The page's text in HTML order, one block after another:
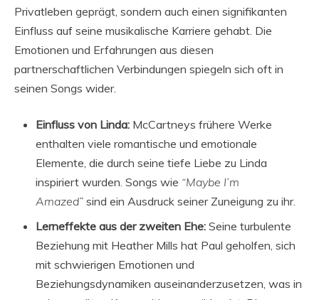
Privatleben geprägt, sondern auch einen signifikanten
Einfluss auf seine musikalische Karriere gehabt. Die
Emotionen und Erfahrungen aus diesen
partnerschaftlichen Verbindungen spiegeln sich oft in
seinen Songs wider.
Einfluss von Linda: McCartneys frühere Werke
enthalten viele romantische und emotionale
Elemente, die durch seine tiefe Liebe zu Linda
inspiriert wurden. Songs wie “Maybe I’m
Amazed” sind ein Ausdruck seiner Zuneigung zu ihr.
Lerneffekte aus der zweiten Ehe: Seine turbulente
Beziehung mit Heather Mills hat Paul geholfen, sich
mit schwierigen Emotionen und
Beziehungsdynamiken auseinanderzusetzen, was in